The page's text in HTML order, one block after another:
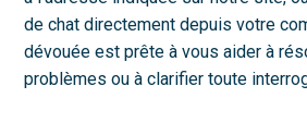
de chat directement depuis votre
dévouée est prête à vous aider à
problèmes ou à clarifier toute